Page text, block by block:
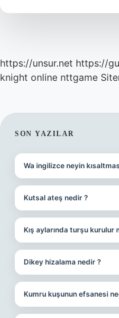
Gelir
https://unsur.net https://
knight online nttgame
SIDEBAR
SON YAZILAR
Wa ingilizce neyin
Kutsal ateş nedir ?
Kış aylarında turşu kurulur
Dikey hizalama nedir ?
Kumru kuşunun efsanesi